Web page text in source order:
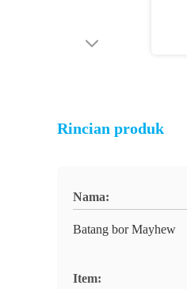
Rincian produk
Nama:
Batang bor Mayhew
Item: